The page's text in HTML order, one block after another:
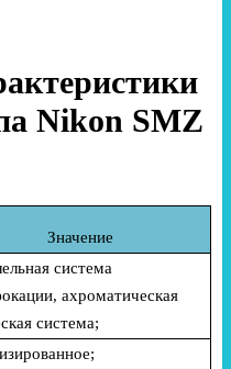
Nikon SMZ
Значение
система
ахроматическая
система;